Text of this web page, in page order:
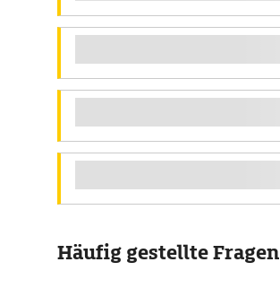
Häufig gestellte Fragen